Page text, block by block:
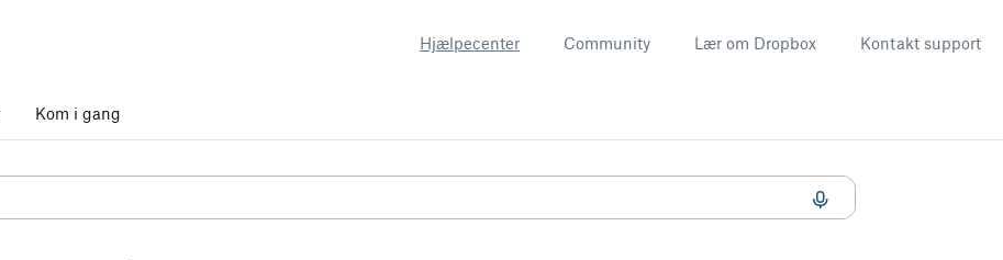
Hjælpecenter Community Lær om Dropbox Kontakt support
Kom i gang